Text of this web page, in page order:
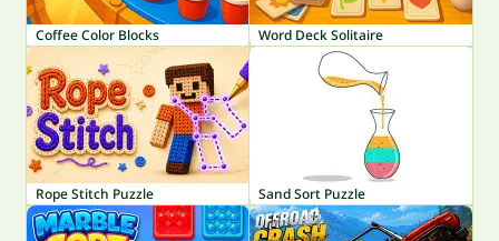
Coffee Color Blocks Word Deck Solitaire
Rope Stitch Puzzle Sand Sort Puzzle